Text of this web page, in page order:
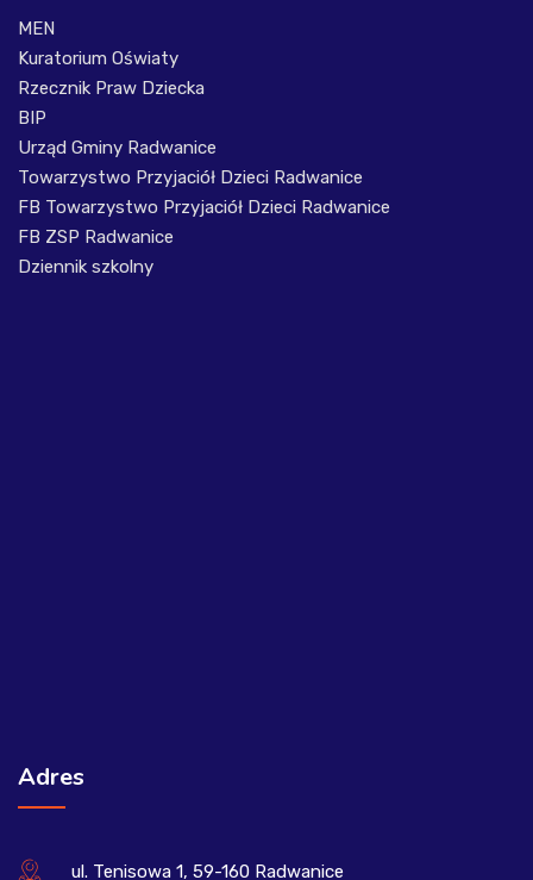
MEN
Kuratorium Oświaty
Rzecznik Praw Dziecka
BIP
Urząd Gminy Radwanice
Towarzystwo Przyjaciół Dzieci Radwanice
FB Towarzystwo Przyjaciół Dzieci Radwanice
FB ZSP Radwanice
Dziennik szkolny
Adres
ul. Tenisowa 1, 59-160 Radwanice